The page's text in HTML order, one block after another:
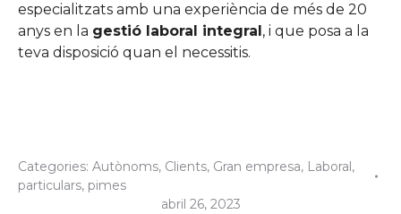
especialitzats amb una experiència de més de 20
anys en la gestió laboral integral , i que posa a la
teva disposició quan el necessitis.
Categories: Autònoms, Clients, Gran empresa, Laboral ,
particulars, pimes
abril 26, 2023